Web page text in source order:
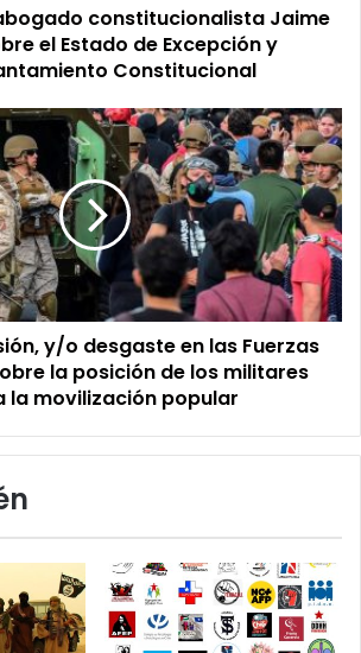
constitucionalista Jaime
el Estado de Excepción y
Constitucional
y/o desgaste en las Fuerzas
la posición de los militares
la movilización popular